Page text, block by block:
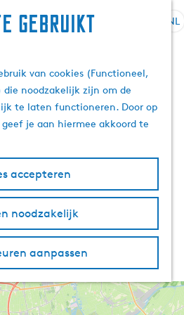
gebruikt
van cookies (Functioneel,
noodzakelijk zijn om de
te laten functioneren. Door op
je aan hiermee akkoord te
accepteren
noodzakelijk
aanpassen
e
S
i
d
NL